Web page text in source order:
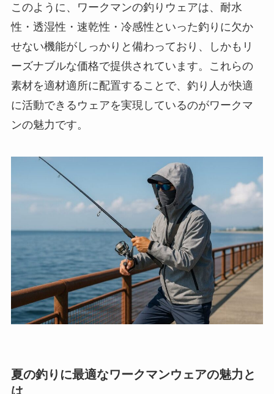
このように、ワークマンの釣りウェアは、耐水
性・透湿性・速乾性・冷感性といった釣りに欠か
せない機能がしっかりと備わっており、しかもリ
ーズナブルな価格で提供されています。これらの
素材を適材適所に配置することで、釣り人が快適
に活動できるウェアを実現しているのがワークマ
ンの魅力です。
夏の釣りに最適なワークマンウェアの魅力と
は